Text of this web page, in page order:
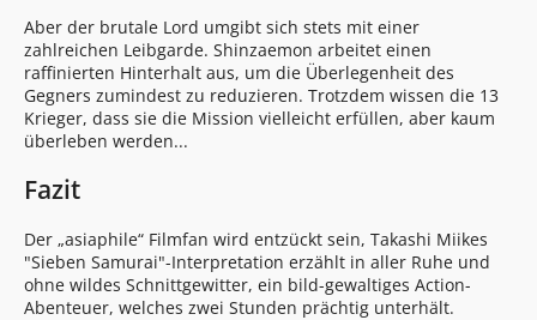
Aber der brutale Lord umgibt sich stets mit einer
zahlreichen Leibgarde. Shinzaemon arbeitet einen
raffinierten Hinterhalt aus, um die Überlegenheit des
Gegners zumindest zu reduzieren. Trotzdem wissen die 13
Krieger, dass sie die Mission vielleicht erfüllen, aber kaum
überleben werden...
Fazit
Der „asiaphile“ Filmfan wird entzückt sein, Takashi Miikes
"Sieben Samurai"-Interpretation erzählt in aller Ruhe und
ohne wildes Schnittgewitter, ein bild-gewaltiges Action-
Abenteuer, welches zwei Stunden prächtig unterhält.